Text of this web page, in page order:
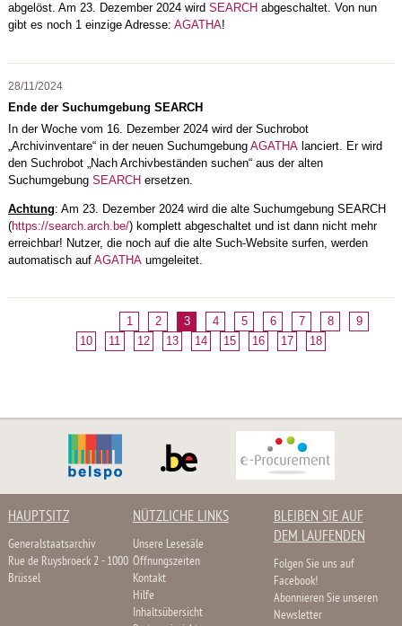
abgelöst. Am 23. Dezember 2024 wird SEARCH abgeschaltet. Von nun
gibt es noch 1 einzige Adresse: AGATHA!
28/11/2024
Ende der Suchumgebung SEARCH
In der Woche vom 16. Dezember 2024 wird der Suchrobot
„Archivinventare“ in der neuen Suchumgebung AGATHAlanciert. Er wird
den Suchrobot „Nach Archivbeständen suchen“ aus der alten
Suchumgebung SEARCH ersetzen.
Achtung: Am 23. Dezember 2024 wird die alte Suchumgebung SEARCH
(https://search.arch.be/) komplett abgeschaltet und ist dann nicht mehr
erreichbar! Nutzer, die noch auf die alte Such-Website surfen, werden
automatisch auf AGATHAumgeleitet.
1 2 3 4 5 6 7 8
9
10
11 12 13 14 15 16 17 18
HAUPTSITZ
Generalstaatsarchiv
Rue de Ruysbroeck 2 - 1000
Brüssel
NÜTZLICHE LINKS
Unsere Lesesäle
Öffnungszeiten
Kontakt
Hilfe
Inhaltsübersicht
BLEIBEN SIE AUF
DEM LAUFENDEN
Folgen Sie uns auf
Facebook!
Abonnieren Sie unseren
Newsletter